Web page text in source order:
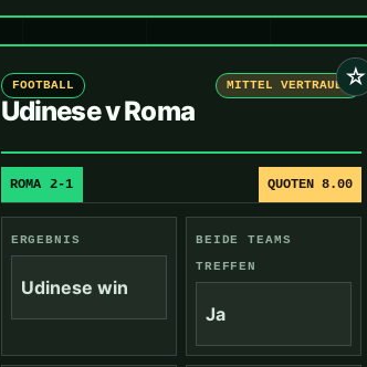
☆
FOOTBALL MITTEL VERTRAUEN
Udinese v Roma
ROMA 2-1 QUOTEN 8.00
ERGEBNIS
Udinese win
BEIDE TEAMS
TREFFEN
Ja